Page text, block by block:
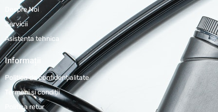
Despre Noi
Servicii
Asistenta tehnica
Informații
Politica de confidențialitate
Termeni și condiții
Politica retur